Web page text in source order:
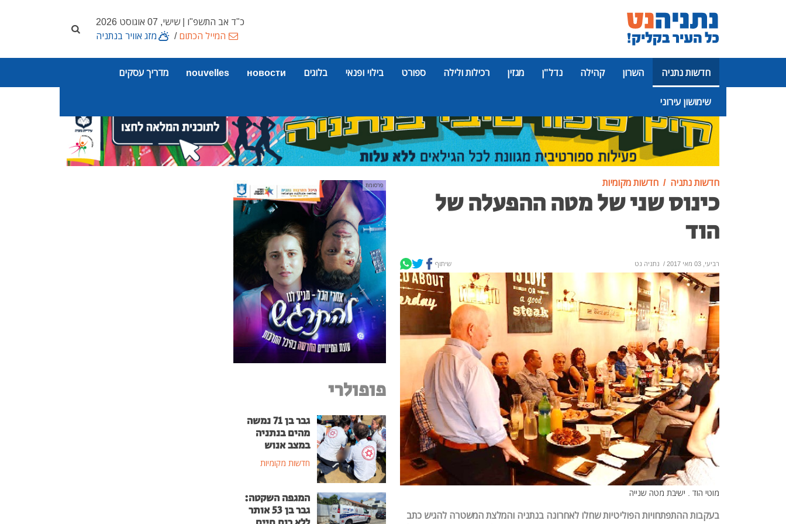
כ"ד אב התשפ"ו | שישי, 07 אוגוסט 2026
המייל הכתום/ מזג אוויר בנתניה
חדשות נתניה השרון קהילה נדל"ן מגזין רכילות ולילה ספורט בילוי ופנאי בלוגים новости
nouvelles מדריך עסקים
שימושון עירוני
פרסומת
חדשות נתניה חדשות מקומיות
כינוס שני של מטה ההפעלה של
הוד
רביעי, 03 מאי 2017 / נתניה נט שיתוף
מוטי הוד . ישיבת מטה שנייה
בעקבות ההתפתחויות הפוליטיות שחלו לאחרונה בנתניה והמלצת המשטרה להגיש כתב
פרסומת
פופולרי
גבר בן 71 נמשה
מהים בנתניה
במצב אנוש
חדשות מקומיות
המגפה השקטה:
גבר בן 53 אותר